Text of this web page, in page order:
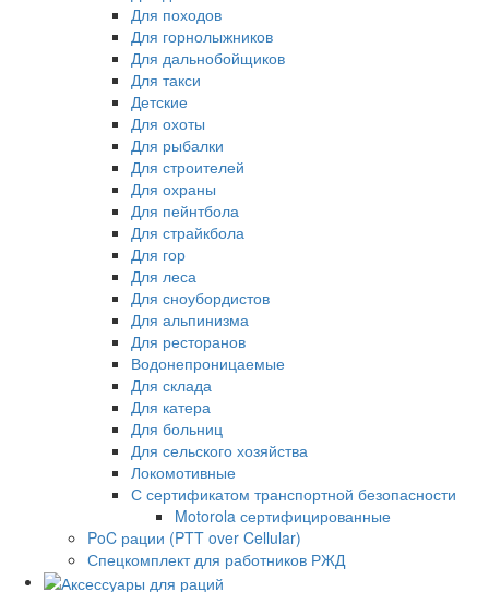
Для походов
Для горнолыжников
Для дальнобойщиков
Для такси
Детские
Для охоты
Для рыбалки
Для строителей
Для охраны
Для пейнтбола
Для страйкбола
Для гор
Для леса
Для сноубордистов
Для альпинизма
Для ресторанов
Водонепроницаемые
Для склада
Для катера
Для больниц
Для сельского хозяйства
Локомотивные
С сертификатом транспортной безопасности
Motorola сертифицированные
PoC рации (PTT over Cellular)
Спецкомплект для работников РЖД